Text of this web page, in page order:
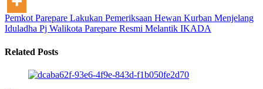
Pemkot Parepare Lakukan Pemeriksaan Hewan Kurban Menjelang
Iduladha Pj Walikota Parepare Resmi Melantik IKADA
Related Posts